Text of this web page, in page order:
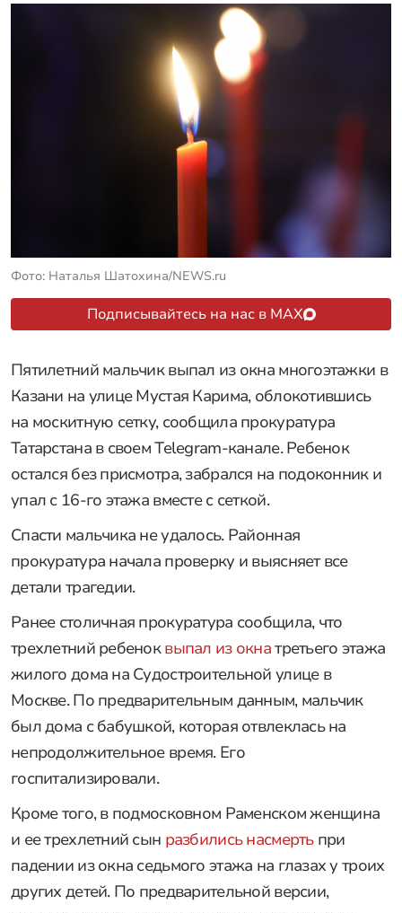
Фото: Наталья Шатохина/NEWS.ru
Подписывайтесь на нас в MAX
Пятилетний мальчик выпал из окна многоэтажки в
Казани на улице Мустая Карима, облокотившись
на москитную сетку, сообщила прокуратура
Татарстана в своем Telegram-канале. Ребенок
остался без присмотра, забрался на подоконник и
упал с 16-го этажа вместе с сеткой.
Спасти мальчика не удалось. Районная
прокуратура начала проверку и выясняет все
детали трагедии.
Ранее столичная прокуратура сообщила, что
трехлетний ребеноквыпал из окнатретьего этажа
жилого дома на Судостроительной улице в
Москве. По предварительным данным, мальчик
был дома с бабушкой, которая отвлеклась на
непродолжительное время. Его
госпитализировали.
Кроме того, в подмосковном Раменском женщина
и ее трехлетний сын разбились насмертьпри
падении из окна седьмого этажа на глазах у троих
других детей. По предварительной версии,